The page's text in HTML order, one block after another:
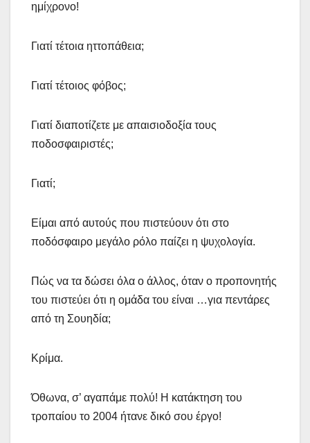
ημίχρονο!
Γιατί τέτοια ηττοπάθεια;
Γιατί τέτοιος φόβος;
Γιατί διαποτίζετε με απαισιοδοξία τους
ποδοσφαιριστές;
Γιατί;
Είμαι από αυτούς που πιστεύουν ότι στο
ποδόσφαιρο μεγάλο ρόλο παίζει η ψυχολογία.
Πώς να τα δώσει όλα ο άλλος, όταν ο προπονητής
του πιστεύει ότι η ομάδα του είναι …για πεντάρες
από τη Σουηδία;
Κρίμα.
Όθωνα, σ’ αγαπάμε πολύ! Η κατάκτηση του
τροπαίου το 2004 ήτανε δικό σου έργο!